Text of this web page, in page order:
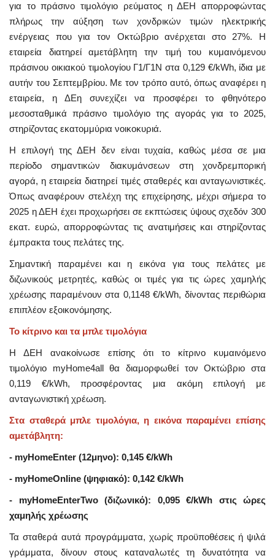
για το πράσινο τιμολόγιο ρεύματος η ΔΕΗ απορροφώντας
πλήρως την αύξηση των χονδρικών τιμών ηλεκτρικής
ενέργειας που για τον Οκτώβριο ανέρχεται στο 27%. Η
εταιρεία διατηρεί αμετάβλητη την τιμή του κυμαινόμενου
πράσινου οικιακού τιμολογίου Γ1/Γ1Ν στα 0,129 €/kWh, ίδια με
αυτήν του Σεπτεμβρίου. Με τον τρόπο αυτό, όπως αναφέρει η
εταιρεία, η ΔΕη συνεχίζει να προσφέρει το φθηνότερο
μεσοσταθμικά πράσινο τιμολόγιο της αγοράς για το 2025,
στηρίζοντας εκατομμύρια νοικοκυριά.
Η επιλογή της ΔΕΗ δεν είναι τυχαία, καθώς μέσα σε μια
περίοδο σημαντικών διακυμάνσεων στη χονδρεμπορική
αγορά, η εταιρεία διατηρεί τιμές σταθερές και ανταγωνιστικές.
Όπως αναφέρουν στελέχη της επιχείρησης, μέχρι σήμερα το
2025 η ΔΕΗ έχει προχωρήσει σε εκπτώσεις ύψους σχεδόν 300
εκατ. ευρώ, απορροφώντας τις ανατιμήσεις και στηρίζοντας
έμπρακτα τους πελάτες της.
Σημαντική παραμένει και η εικόνα για τους πελάτες με
διζωνικούς μετρητές, καθώς οι τιμές για τις ώρες χαμηλής
χρέωσης παραμένουν στα 0,1148 €/kWh, δίνοντας περιθώρια
επιπλέον εξοικονόμησης.
Το κίτρινο και τα μπλε τιμολόγια
Η ΔΕΗ ανακοίνωσε επίσης ότι το κίτρινο κυμαινόμενο
τιμολόγιο myHome4all θα διαμορφωθεί τον Οκτώβριο στα
0,119 €/kWh, προσφέροντας μια ακόμη επιλογή με
ανταγωνιστική χρέωση.
Στα σταθερά μπλε τιμολόγια, η εικόνα παραμένει επίσης
αμετάβλητη:
- myHomeEnter (12μηνο): 0,145 €/kWh
- myHomeOnline (ψηφιακό): 0,142 €/kWh
- myHomeEnterTwo (διζωνικό): 0,095 €/kWh στις ώρες
χαμηλής χρέωσης
Τα σταθερά αυτά προγράμματα, χωρίς προϋποθέσεις ή ψιλά
γράμματα, δίνουν στους καταναλωτές τη δυνατότητα να